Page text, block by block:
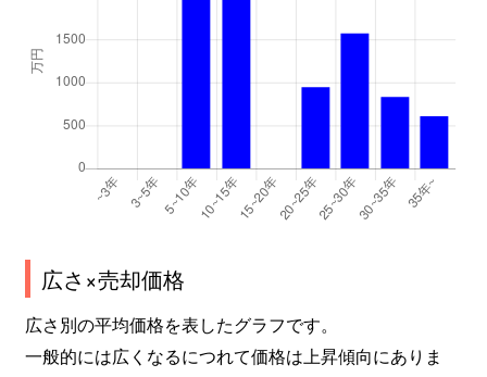
広さ×売却価格
広さ別の平均価格を表したグラフです。
一般的には広くなるにつれて価格は上昇傾向にありま